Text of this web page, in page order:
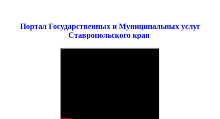
Портал Государственных и Муниципальных услуг
Ставропольского края